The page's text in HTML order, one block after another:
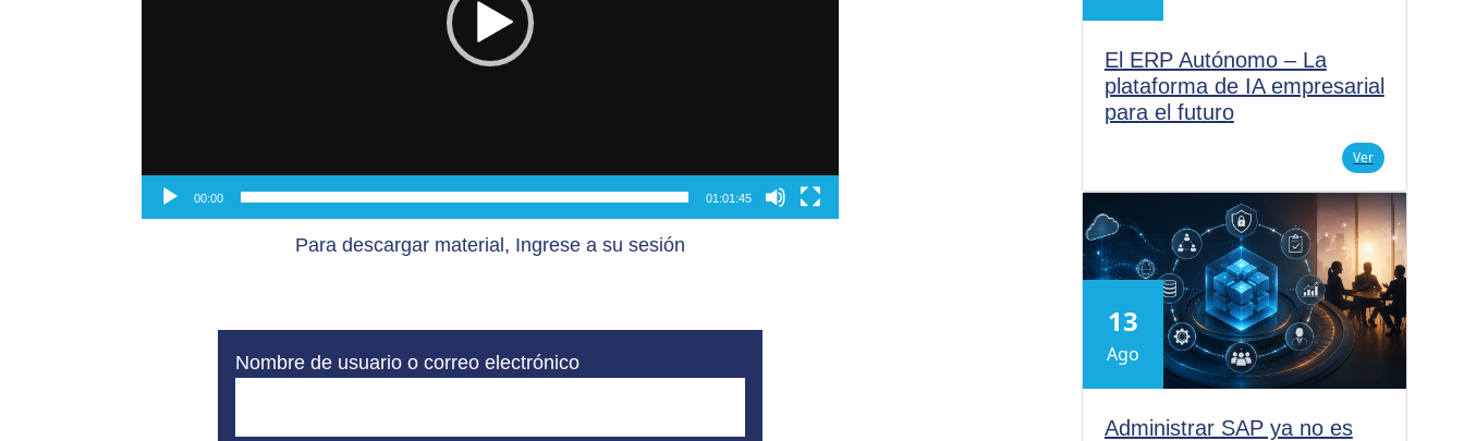
00:00 01:01:45
Para descargar material, Ingrese a su sesión
Nombre de usuario o correo electrónico
El ERP Autónomo – La
plataforma de IA empresarial
para el futuro
Ver
13
Ago
Administrar SAP ya no es